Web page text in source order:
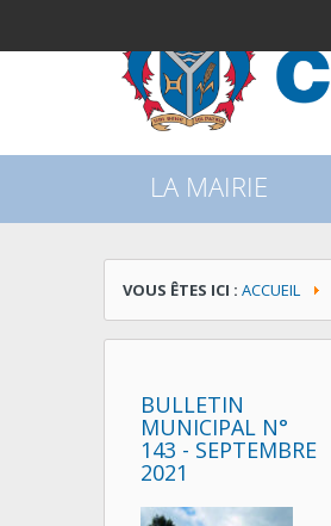
LA MAIRIE
VOUS ÊTES ICI : ACCUEIL
BULLETIN
MUNICIPAL N°
143 - SEPTEMBRE
2021